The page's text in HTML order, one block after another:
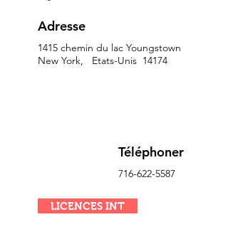
Adresse
1415 chemin du lac Youngstown
New York, Etats-Unis 14174
Téléphoner
716-622-5587
LICENCES INT